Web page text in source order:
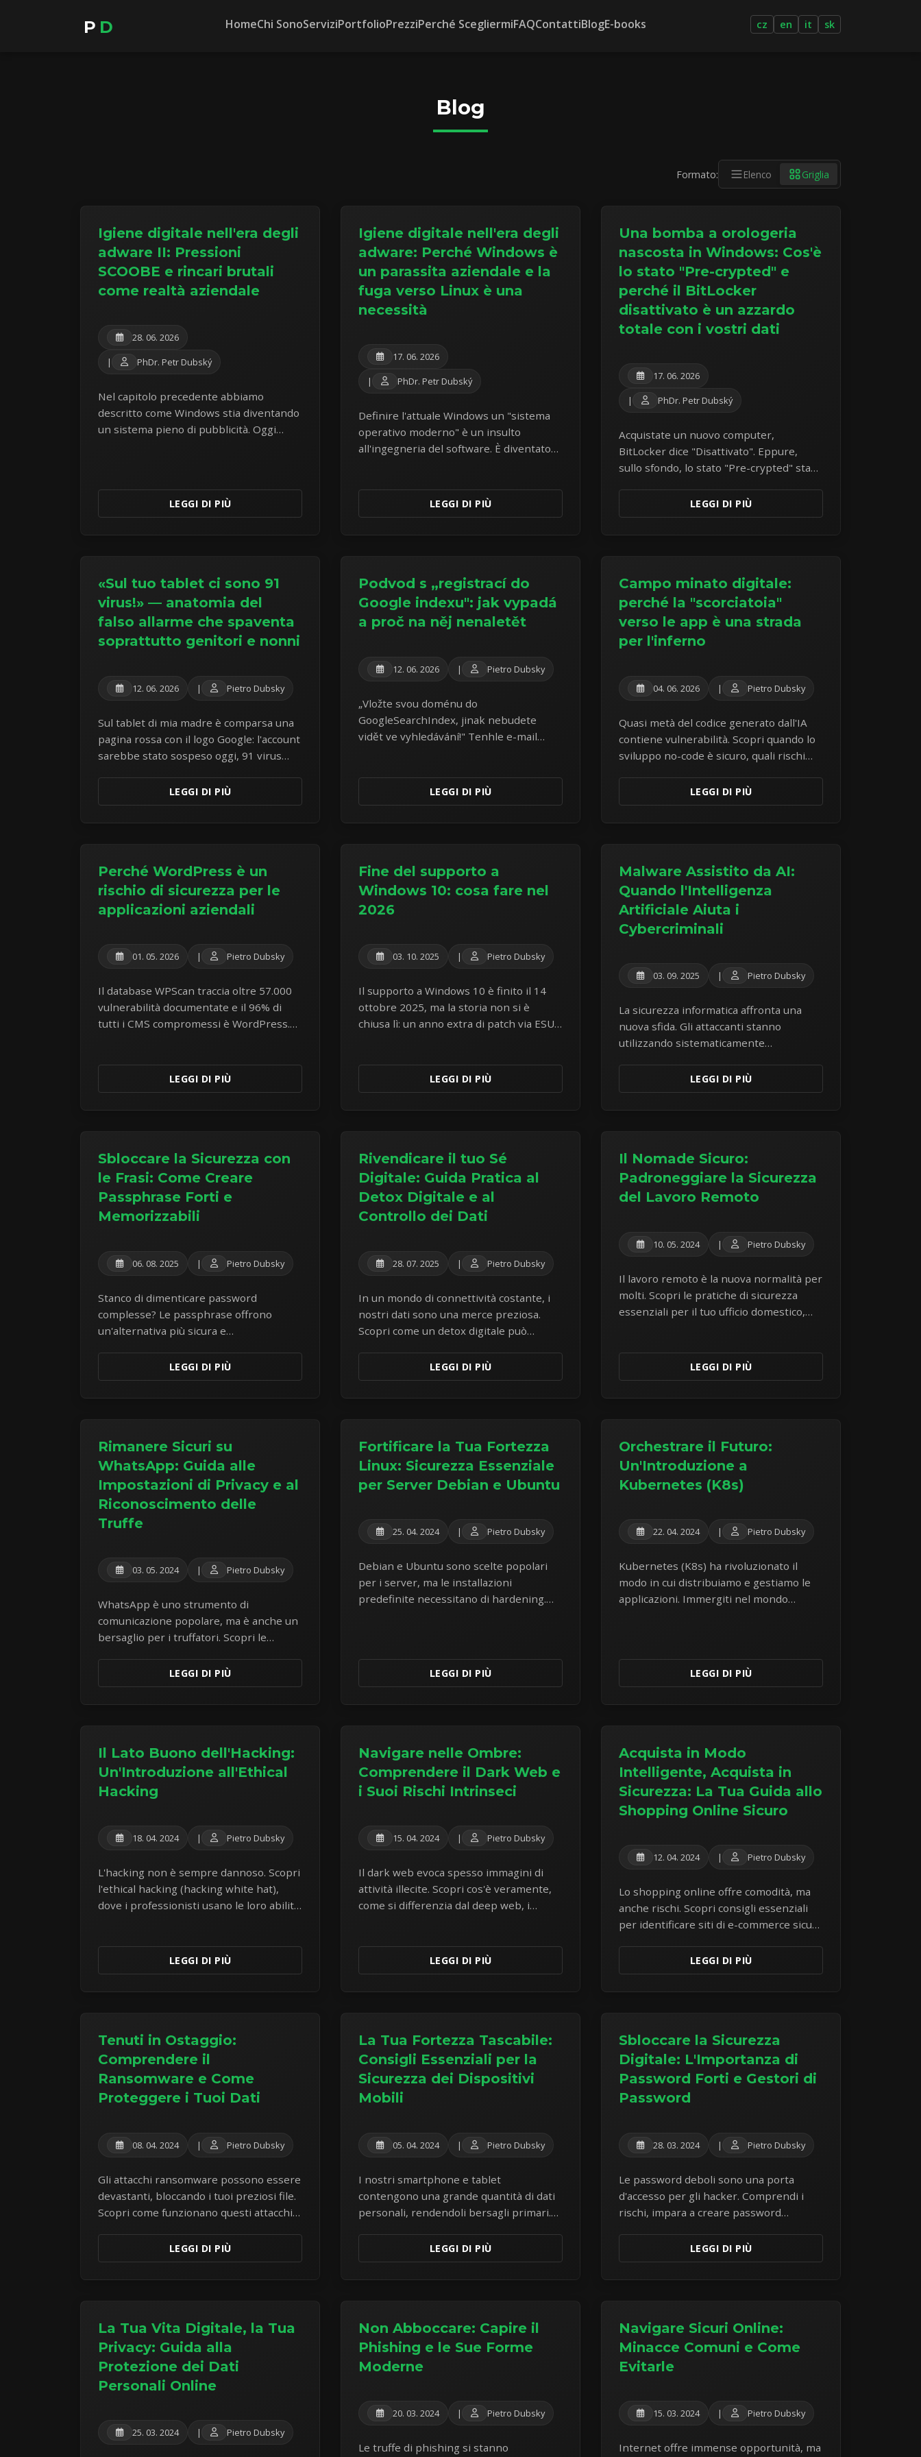
P D HomeChi SonoServiziPortfolioPrezziPerché ScegliermiFAQContattiBlogE-books cz en it sk
Blog
Formato: Elenco Griglia
Igiene digitale nell'era degli
adware II: Pressioni
SCOOBE e rincari brutali
come realtà aziendale
28. 06. 2026
|
PhDr. Petr Dubský
Nel capitolo precedente abbiamo
descritto come Windows stia diventando
un sistema pieno di pubblicità. Oggi
Microsoft 365.
LEGGI DI PIÙ
Igiene digitale nell'era degli
adware: Perché Windows è
un parassita aziendale e la
fuga verso Linux è una
necessità
17. 06. 2026
|
PhDr. Petr Dubský
Definire l'attuale Windows un "sistema
operativo moderno" è un insulto
all'ingegneria del software. È diventato
LEGGI DI PIÙ
Una bomba a orologeria
nascosta in Windows: Cos'è
lo stato "Pre-crypted" e
perché il BitLocker
disattivato è un azzardo
totale con i vostri dati
17. 06. 2026
|
PhDr. Petr Dubský
Acquistate un nuovo computer,
BitLocker dice "Disattivato". Eppure,
sullo sfondo, lo stato "Pre-crypted" sta
azzardo silenzioso per i vostri dati.
LEGGI DI PIÙ
«Sul tuo tablet ci sono 91
virus!» — anatomia del
falso allarme che spaventa
soprattutto genitori e nonni
12. 06. 2026 | Pietro Dubsky
Sul tablet di mia madre è comparsa una
pagina rossa con il logo Google: l'account
sarebbe stato sospeso oggi, 91 virus
offriva una «pulizia gratuita». Il tablet era
perfettamente sano — l'intero attacco
era la pagina stessa. La dissezione di un
LEGGI DI PIÙ
Podvod s „registrací do
Google indexu": jak vypadá
a proč na něj nenaletět
12. 06. 2026 | Pietro Dubsky
„Vložte svou doménu do
GoogleSearchIndex, jinak nebudete
vidět ve vyhledávání!" Tenhle e-mail
vzorek z vlastní schránky.
LEGGI DI PIÙ
Campo minato digitale:
perché la "scorciatoia"
verso le app è una strada
per l'inferno
04. 06. 2026 | Pietro Dubsky
Quasi metà del codice generato dall'IA
contiene vulnerabilità. Scopri quando lo
sviluppo no-code è sicuro, quali rischi
LEGGI DI PIÙ
Perché WordPress è un
rischio di sicurezza per le
applicazioni aziendali
01. 05. 2026 | Pietro Dubsky
Il database WPScan traccia oltre 57.000
vulnerabilità documentate e il 96% di
tutti i CMS compromessi è WordPress.
applicazioni aziendali sul CMS più
attaccato al mondo.
LEGGI DI PIÙ
Fine del supporto a
Windows 10: cosa fare nel
2026
03. 10. 2025 | Pietro Dubsky
Il supporto a Windows 10 è finito il 14
ottobre 2025, ma la storia non si è
chiusa lì: un anno extra di patch via ESU
LEGGI DI PIÙ
Malware Assistito da AI:
Quando l'Intelligenza
Artificiale Aiuta i
Cybercriminali
03. 09. 2025 | Pietro Dubsky
La sicurezza informatica affronta una
nuova sfida. Gli attaccanti stanno
utilizzando sistematicamente
attacchi sofisticati che possono aggirare
le misure di sicurezza tradizionali.
L'analisi di malware reale rivela una
LEGGI DI PIÙ
Sbloccare la Sicurezza con
le Frasi: Come Creare
Passphrase Forti e
Memorizzabili
06. 08. 2025 | Pietro Dubsky
Stanco di dimenticare password
complesse? Le passphrase offrono
un'alternativa più sicura e
passphrase robuste per proteggere i
tuoi account online.
LEGGI DI PIÙ
Rivendicare il tuo Sé
Digitale: Guida Pratica al
Detox Digitale e al
Controllo dei Dati
28. 07. 2025 | Pietro Dubsky
In un mondo di connettività costante, i
nostri dati sono una merce preziosa.
Scopri come un detox digitale può
a riacquistare un maggiore controllo
sulle tue informazioni personali.
LEGGI DI PIÙ
Il Nomade Sicuro:
Padroneggiare la Sicurezza
del Lavoro Remoto
10. 05. 2024 | Pietro Dubsky
Il lavoro remoto è la nuova normalità per
molti. Scopri le pratiche di sicurezza
essenziali per il tuo ufficio domestico,
per rimanere al sicuro e produttivo.
LEGGI DI PIÙ
Rimanere Sicuri su
WhatsApp: Guida alle
Impostazioni di Privacy e al
Riconoscimento delle
Truffe
03. 05. 2024 | Pietro Dubsky
WhatsApp è uno strumento di
comunicazione popolare, ma è anche un
bersaglio per i truffatori. Scopri le
riconoscere ed evitare le comuni truffe
su WhatsApp.
LEGGI DI PIÙ
Fortificare la Tua Fortezza
Linux: Sicurezza Essenziale
per Server Debian e Ubuntu
25. 04. 2024 | Pietro Dubsky
Debian e Ubuntu sono scelte popolari
per i server, ma le installazioni
predefinite necessitano di hardening.
LEGGI DI PIÙ
Orchestrare il Futuro:
Un'Introduzione a
Kubernetes (K8s)
22. 04. 2024 | Pietro Dubsky
Kubernetes (K8s) ha rivoluzionato il
modo in cui distribuiamo e gestiamo le
applicazioni. Immergiti nel mondo
LEGGI DI PIÙ
Il Lato Buono dell'Hacking:
Un'Introduzione all'Ethical
Hacking
18. 04. 2024 | Pietro Dubsky
L'hacking non è sempre dannoso. Scopri
l'ethical hacking (hacking white hat),
dove i professionisti usano le loro abilità
possano sfruttarle.LEGGI DI PIÙ
Navigare nelle Ombre:
Comprendere il Dark Web e
i Suoi Rischi Intrinseci
15. 04. 2024 | Pietro Dubsky
Il dark web evoca spesso immagini di
attività illecite. Scopri cos'è veramente,
come si differenzia dal deep web, i
LEGGI DI PIÙ
Acquista in Modo
Intelligente, Acquista in
Sicurezza: La Tua Guida allo
Shopping Online Sicuro
12. 04. 2024 | Pietro Dubsky
Lo shopping online offre comodità, ma
anche rischi. Scopri consigli essenziali
per identificare siti di e-commerce sicuri,
evitare le comuni truffe di shopping.
LEGGI DI PIÙ
Tenuti in Ostaggio:
Comprendere il
Ransomware e Come
Proteggere i Tuoi Dati
08. 04. 2024 | Pietro Dubsky
Gli attacchi ransomware possono essere
devastanti, bloccando i tuoi preziosi file.
Scopri come funzionano questi attacchi,
l'importanza di backup dei dati robusti.
LEGGI DI PIÙ
La Tua Fortezza Tascabile:
Consigli Essenziali per la
Sicurezza dei Dispositivi
Mobili
05. 04. 2024 | Pietro Dubsky
I nostri smartphone e tablet
contengono una grande quantità di dati
personali, rendendoli bersagli primari.
i tuoi dispositivi mobili dalle minacce
moderne.
LEGGI DI PIÙ
Sbloccare la Sicurezza
Digitale: L'Importanza di
Password Forti e Gestori di
Password
28. 03. 2024 | Pietro Dubsky
Le password deboli sono una porta
d'accesso per gli hacker. Comprendi i
rischi, impara a creare password
gestori di password possono
rivoluzionare la tua sicurezza online.
LEGGI DI PIÙ
La Tua Vita Digitale, la Tua
Privacy: Guida alla
Protezione dei Dati
Personali Online
25. 03. 2024 | Pietro Dubsky
Non Abboccare: Capire il
Phishing e le Sue Forme
Moderne
20. 03. 2024 | Pietro Dubsky
Le truffe di phishing si stanno
Navigare Sicuri Online:
Minacce Comuni e Come
Evitarle
15. 03. 2024 | Pietro Dubsky
Internet offre immense opportunità, ma